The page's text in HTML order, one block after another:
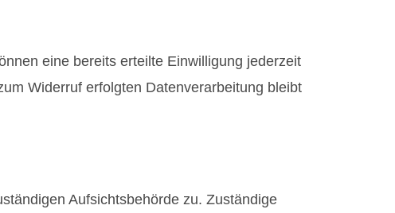
eine bereits erteilte Einwilligung jederzeit
Widerruf erfolgten Datenverarbeitung bleibt
Aufsichtsbehörde zu. Zuständige